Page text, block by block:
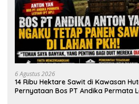
6 Agustus 2026
14 Ribu Hektare Sawit di Kawasan
Pernyataan Bos PT Andika Permata